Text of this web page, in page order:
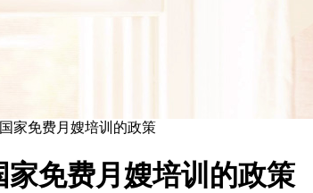
家免费月嫂培训的政策
家免费月嫂培训的政策